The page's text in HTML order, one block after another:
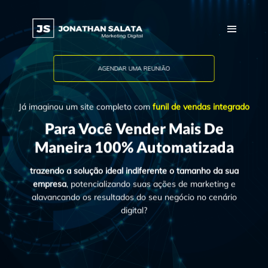
AGENDAR UMA REUNIÃO
Já imaginou um site completo com funil de vendas integrado
Para Você Vender Mais De
Maneira 100% Automatizada
trazendo a solução ideal indiferente o tamanho da sua
empresa, potencializando suas ações de marketing e
alavancando os resultados do seu negócio no cenário
digital?